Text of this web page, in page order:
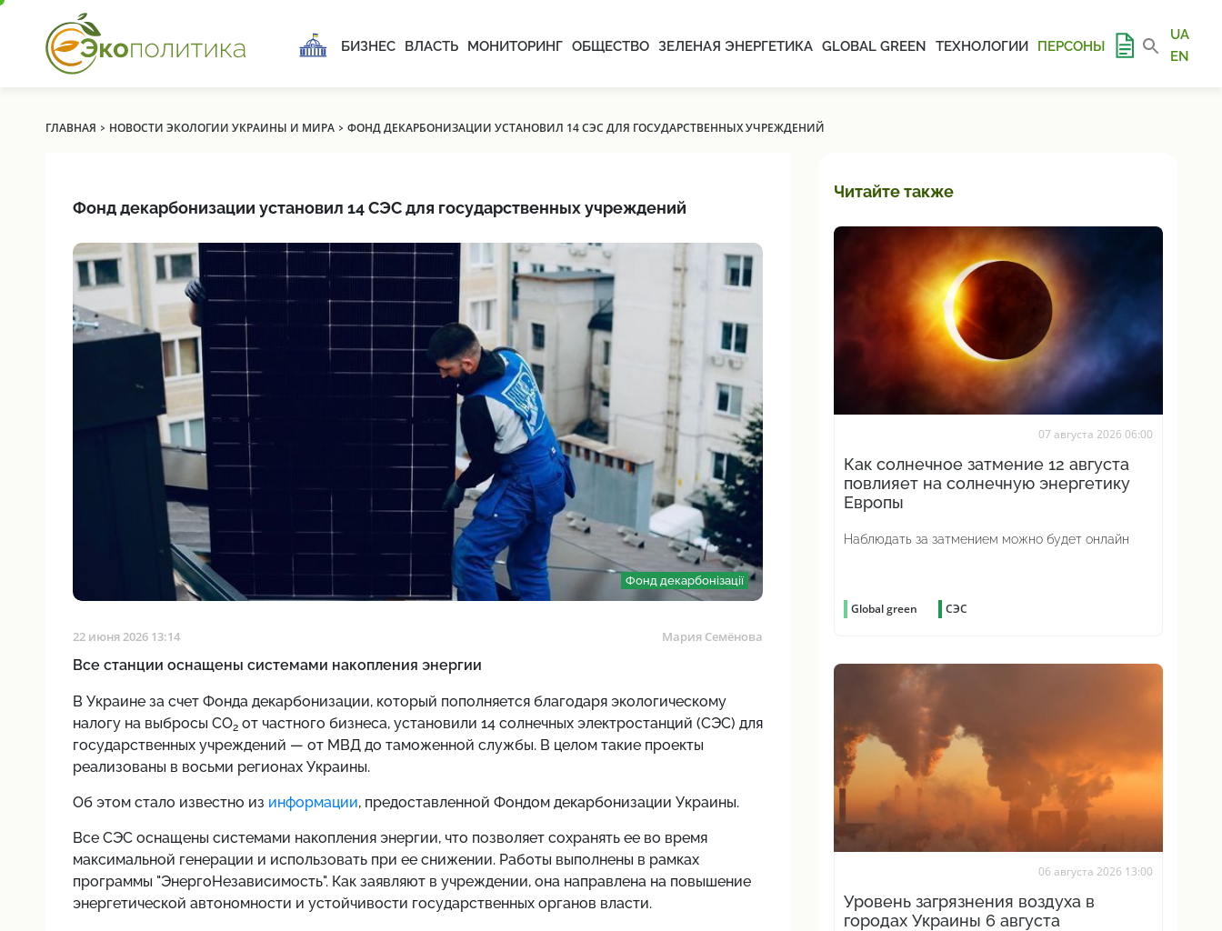
БИЗНЕС ВЛАСТЬ МОНИТОРИНГ ОБЩЕСТВО ЗЕЛЕНАЯ ЭНЕРГЕТИКА GLOBAL GREEN ТЕХНОЛОГИИ ПЕРСОНЫ
UA
EN
ГЛАВНАЯ › НОВОСТИ ЭКОЛОГИИ УКРАИНЫ И МИРА› ФОНД ДЕКАРБОНИЗАЦИИ УСТАНОВИЛ 14 СЭС ДЛЯ ГОСУДАРСТВЕННЫХ УЧРЕЖДЕНИЙ
Фонд декарбонизации установил 14 СЭС для государственных учреждений
Фонд декарбонізації
22 июня 2026 13:14 Мария Семёнова
Все станции оснащены системами накопления энергии
В Украине за счет Фонда декарбонизации, который пополняется благодаря экологическому
налогу на выбросы CO2от частного бизнеса, установили 14 солнечных электростанций (СЭС) для
государственных учреждений — от МВД до таможенной службы. В целом такие проекты
реализованы в восьми регионах Украины.
Об этом стало известно из информации, предоставленной Фондом декарбонизации Украины.
Все СЭС оснащены системами накопления энергии, что позволяет сохранять ее во время
максимальной генерации и использовать при ее снижении. Работы выполнены в рамках
программы "ЭнергоНезависимость". Как заявляют в учреждении, она направлена на повышение
энергетической автономности и устойчивости государственных органов власти.
Читайте также
07 августа 2026 06:00
Как солнечное затмение 12 августа
повлияет на солнечную энергетику
Европы
Наблюдать за затмением можно будет онлайн
Global green СЭС
06 августа 2026 13:00
Уровень загрязнения воздуха в
городах Украины 6 августа